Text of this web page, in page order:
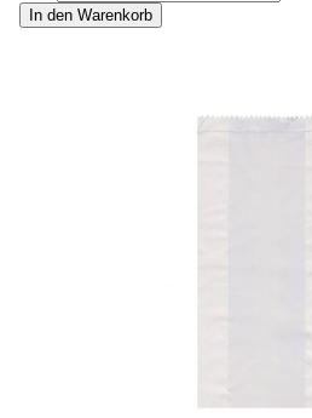
In den Warenkorb